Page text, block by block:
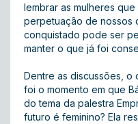
lembrar as mulheres
perpetuação de nossos
conquistado pode ser
manter o que já foi
Dentre as discussões, o
foi o momento em que
do tema da palestra
futuro é feminino? Ela